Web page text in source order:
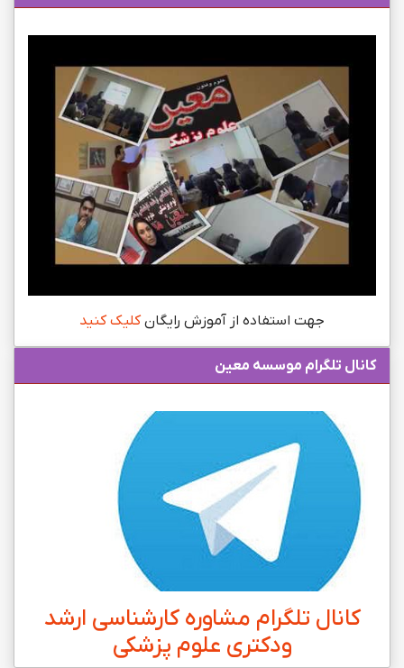
جهت استفاده از آموزش رایگانکلیک کنید
کانال تلگرام موسسه معین
کانال تلگرام مشاوره کارشناسی ارشد
ودکتری علوم پزشکی